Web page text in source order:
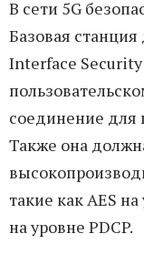
В сети 5G
Базовая
Interface
соединение для
Также она
такие как AES
на уровне PDCP.